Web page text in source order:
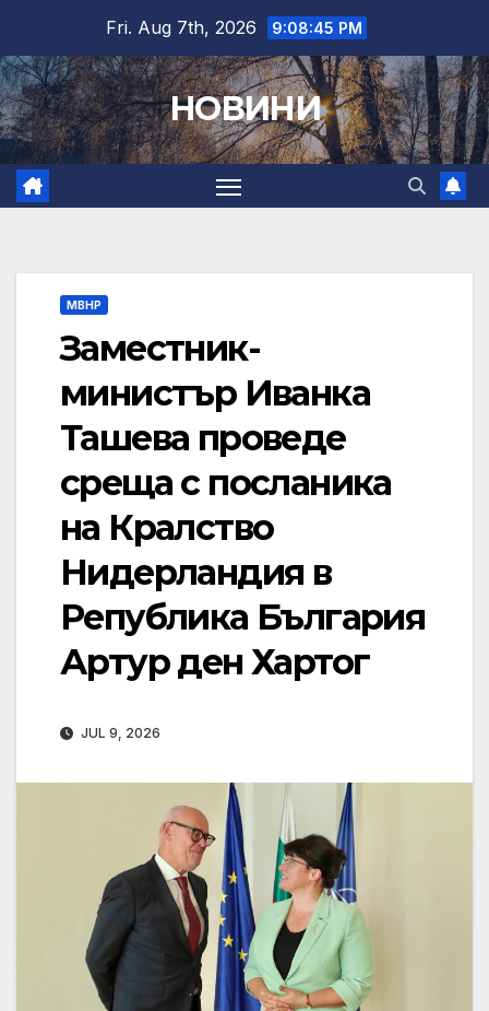
content
Fri. Aug 7th, 2026 9:08:46 PM
НОВИНИ
МВНР
Заместник-
министър Иванка
Ташева проведе
среща с посланика
на Кралство
Нидерландия в
Република България
Артур ден Хартог
JUL 9, 2026